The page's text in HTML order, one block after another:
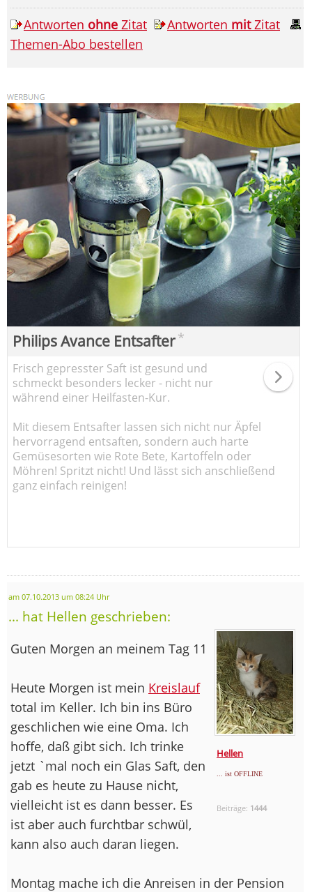
Antworten ohne Zitat Antworten mitZitat
Themen-Abo bestellen
Philips Avance Entsafter*
Frisch gepresster Saft ist gesund und
schmeckt besonders lecker - nicht nur
während einer Heilfasten-Kur.
Mit diesem Entsafter lassen sich nicht nur Äpfel
hervorragend entsaften, sondern auch harte
Gemüsesorten wie Rote Bete, Kartoffeln oder
Möhren! Spritzt nicht! Und lässt sich anschließend
ganz einfach reinigen!
am 07.10.2013 um 08:24 Uhr
... hat Hellen geschrieben:
Hellen
... ist OFFLINE
Beiträge: 1444
Guten Morgen an meinem Tag 11
Heute Morgen ist mein Kreislauf
total im Keller. Ich bin ins Büro
geschlichen wie eine Oma. Ich
hoffe, daß gibt sich. Ich trinke
jetzt `mal noch ein Glas Saft, den
gab es heute zu Hause nicht,
vielleicht ist es dann besser. Es
ist aber auch furchtbar schwül,
kann also auch daran liegen.
Montag mache ich die Anreisen in der Pension